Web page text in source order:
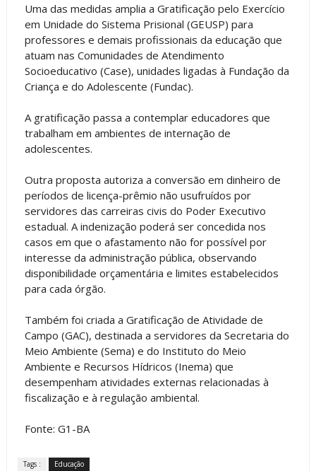
Uma das medidas amplia a Gratificação pelo Exercício
em Unidade do Sistema Prisional (GEUSP) para
professores e demais profissionais da educação que
atuam nas Comunidades de Atendimento
Socioeducativo (Case), unidades ligadas à Fundação da
Criança e do Adolescente (Fundac).
A gratificação passa a contemplar educadores que
trabalham em ambientes de internação de
adolescentes.
Outra proposta autoriza a conversão em dinheiro de
períodos de licença-prêmio não usufruídos por
servidores das carreiras civis do Poder Executivo
estadual. A indenização poderá ser concedida nos
casos em que o afastamento não for possível por
interesse da administração pública, observando
disponibilidade orçamentária e limites estabelecidos
para cada órgão.
Também foi criada a Gratificação de Atividade de
Campo (GAC), destinada a servidores da Secretaria do
Meio Ambiente (Sema) e do Instituto do Meio
Ambiente e Recursos Hídricos (Inema) que
desempenham atividades externas relacionadas à
fiscalização e à regulação ambiental.
Fonte: G1-BA
Tags : Educação